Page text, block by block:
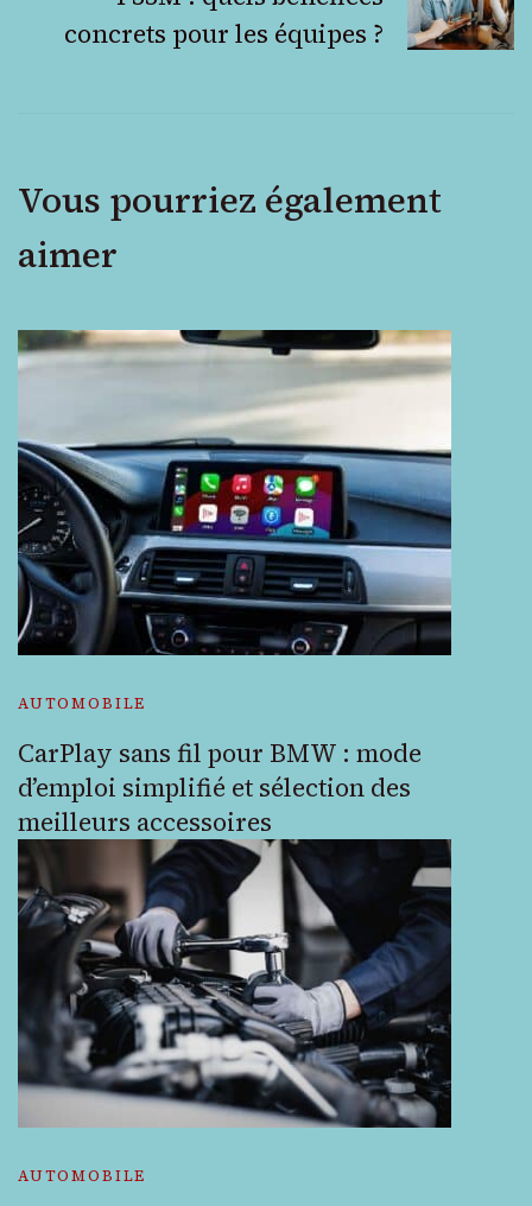
concrets pour les équipes ?
Vous pourriez également
aimer
AUTOMOBILE
CarPlay sans fil pour BMW : mode
d’emploi simplifié et sélection des
meilleurs accessoires
AUTOMOBILE